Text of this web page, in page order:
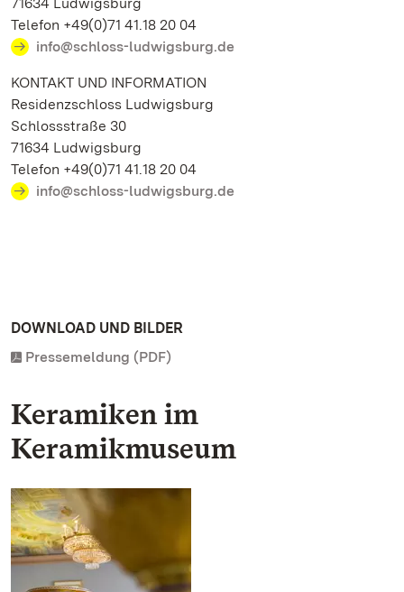
Telefon +49(0)71 41.18 20 04
info@schloss-ludwigsburg.de
KONTAKT UND INFORMATION
Residenzschloss Ludwigsburg
Schlossstraße 30
71634 Ludwigsburg
Telefon +49(0)71 41.18 20 04
info@schloss-ludwigsburg.de
DOWNLOAD UND BILDER
Pressemeldung (PDF)
Keramiken im
Keramikmuseum